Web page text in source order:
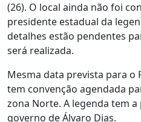
(26). O local ainda não foi
presidente estadual da
detalhes estão pendentes
será realizada.
Mesma data prevista para o
tem convenção agendada
zona Norte. A legenda tem
governo de Álvaro Dias.